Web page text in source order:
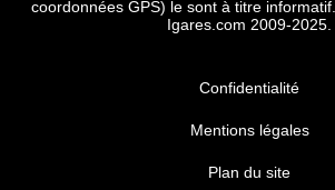
coordonnées GPS) le sont à titre
Igares.com 2009-2025.
Confidentialité
Mentions légales
Plan du site